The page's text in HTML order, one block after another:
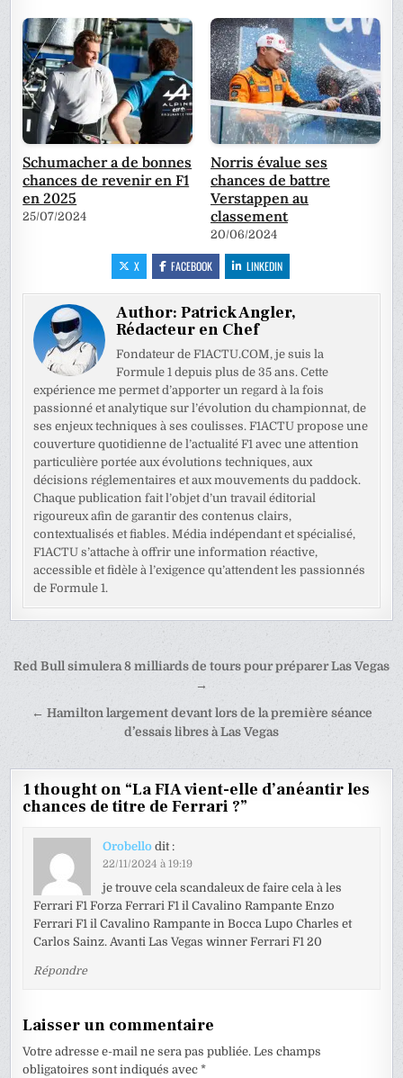
Schumacher a de bonnes
chances de revenir en F1
en 2025
25/07/2024
Norris évalue ses
chances de battre
Verstappen au
classement
20/06/2024
X FACEBOOK LINKEDIN
Author:Patrick Angler,
Rédacteur en Chef
Fondateur de F1ACTU.COM, je suis la
Formule 1 depuis plus de 35 ans. Cette
expérience me permet d’apporter un regard à la fois
passionné et analytique sur l’évolution du championnat, de
ses enjeux techniques à ses coulisses. F1ACTU propose une
couverture quotidienne de l’actualité F1 avec une attention
particulière portée aux évolutions techniques, aux
décisions réglementaires et aux mouvements du paddock.
Chaque publication fait l’objet d’un travail éditorial
rigoureux afin de garantir des contenus clairs,
contextualisés et fiables. Média indépendant et spécialisé,
F1ACTU s’attache à offrir une information réactive,
accessible et fidèle à l’exigence qu’attendent les passionnés
de Formule 1.
Navigation
l’article
Red Bull simulera 8 milliards de tours pour préparer Las Vegas
→
← Hamilton largement devant lors de la première séance
d’essais libres à Las Vegas
1 thought on “La FIA vient-elle d’anéantir les
chances de titre de Ferrari ?”
Orobello dit :
22/11/2024 à 19:19
je trouve cela scandaleux de faire cela à les
Ferrari F1 Forza Ferrari F1 il Cavalino Rampante Enzo
Ferrari F1 il Cavalino Rampante in Bocca Lupo Charles et
Carlos Sainz. Avanti Las Vegas winner Ferrari F1 20
Répondre
Laisser un commentaire
Votre adresse e-mail ne sera pas publiée. Les champs
obligatoires sont indiqués avec*